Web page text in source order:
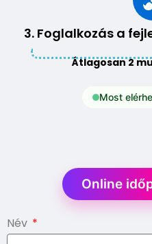
3. Foglalkozás a
Átlagosan 2
Most
Online
Név